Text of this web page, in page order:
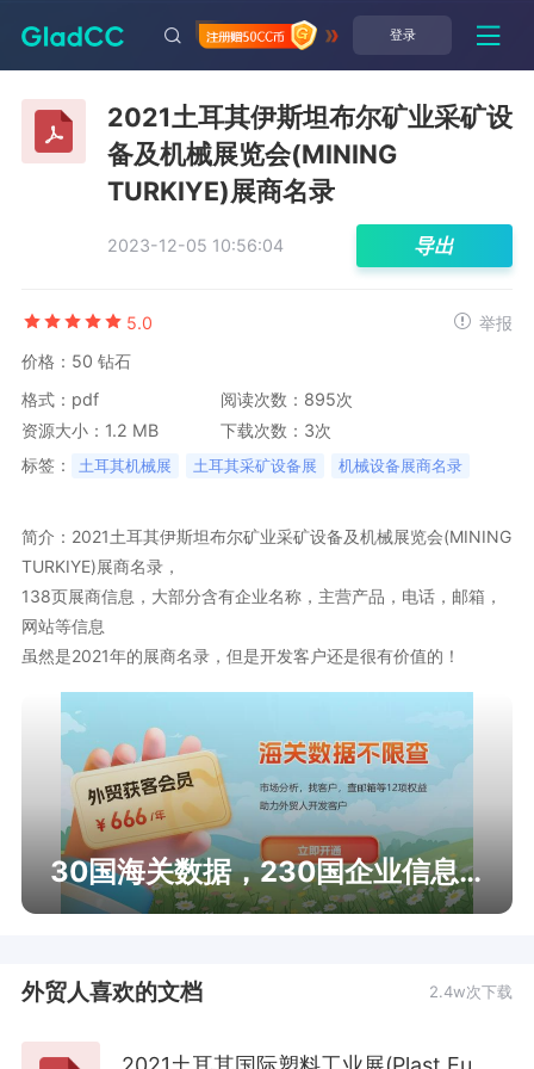
登录
2021土耳其伊斯坦布尔矿业采矿设
备及机械展览会(MINING
TURKIYE)展商名录
2023-12-05 10:56:04 导出
5.0
举报
价格：50 钻石
格式：pdf
阅读次数：895次
资源大小：1.2 MB
下载次数：3次
标签：
土耳其机械展 土耳其采矿设备展 机械设备展商名录
简介：2021土耳其伊斯坦布尔矿业采矿设备及机械展览会(MINING
TURKIYE)展商名录，
138页展商信息，大部分含有企业名称，主营产品，电话，邮箱，
网站等信息
虽然是2021年的展商名录，但是开发客户还是很有价值的！
30国海关数据，230国企业信息查询
外贸人喜欢的文档 2.4w次下载